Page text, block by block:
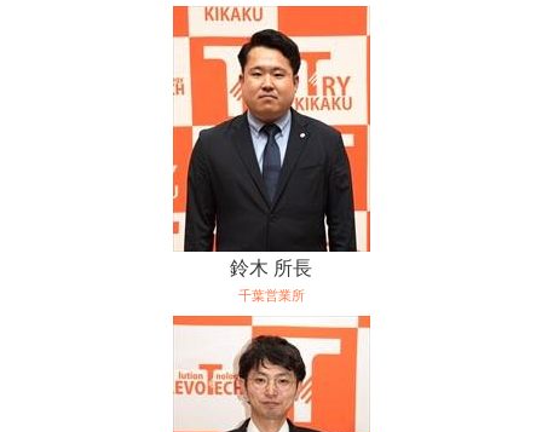
鈴木 所長
千葉営業所